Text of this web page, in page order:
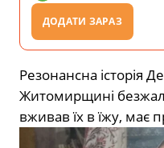
ДОДАТИ ЗАРАЗ
Резонансна історія
Житомирщині
вживав їх в їжу, має